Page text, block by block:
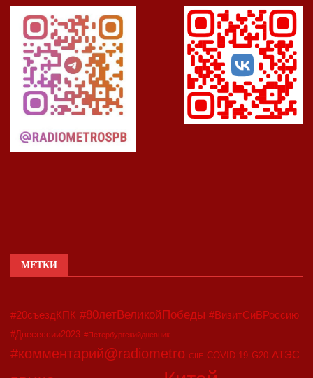
МЕТКИ
#20съездКПК #80летВеликойПобеды #ВизитСиВРоссию
#Двесессии2023 #Петербургскийдневник
#комментарий@radiometro CIIE COVID-19 G20 АТЭС